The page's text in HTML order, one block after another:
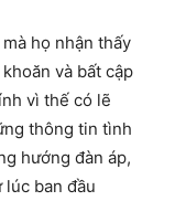
họ nhận thấy
và bất cập
vì thế có lẽ
thông tin tình
hướng đàn áp,
ban đầu